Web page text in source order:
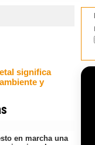
significa
y
en marcha una